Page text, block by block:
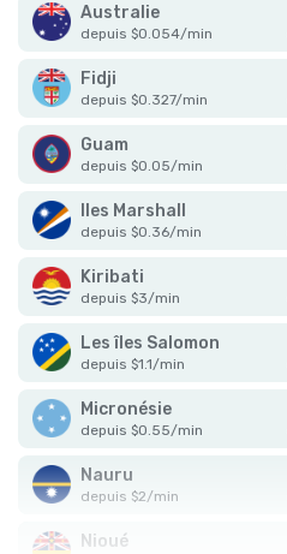
Australie
depuis $0.054/min
Fidji
depuis $0.327/min
Guam
depuis $0.05/min
Iles Marshall
depuis $0.36/min
Kiribati
depuis $3/min
Les îles Salomon
depuis $1.1/min
Micronésie
depuis $0.55/min
Nauru
depuis $2/min
Nioué